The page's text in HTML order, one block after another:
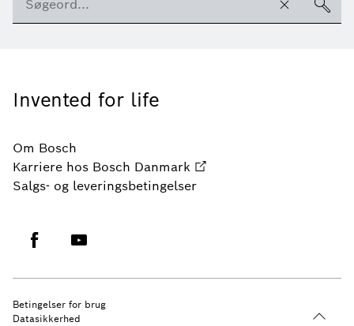
Invented for life
Om Bosch
Karriere hos Bosch Danmark
Salgs- og leveringsbetingelser
Betingelser for brug
Datasikkerhed